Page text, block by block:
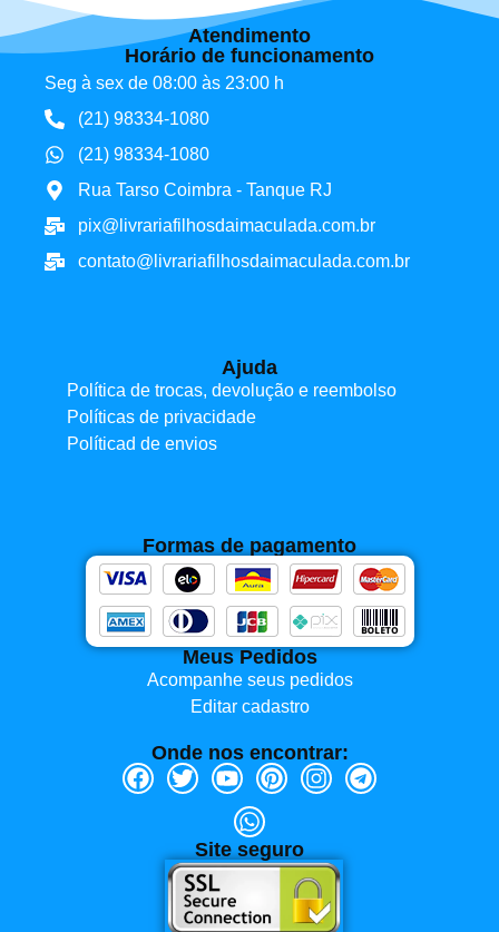
Atendimento
Horário de funcionamento
Seg à sex de 08:00 às 23:00 h
(21) 98334-1080
(21) 98334-1080
Rua Tarso Coimbra - Tanque RJ
pix@livrariafilhosdaimaculada.com.br
contato@livrariafilhosdaimaculada.com.br
Ajuda
Política de trocas, devolução e reembolso
Políticas de privacidade
Políticad de envios
Formas de pagamento
Meus Pedidos
Acompanhe seus pedidos
Editar cadastro
Onde nos encontrar:
Site seguro